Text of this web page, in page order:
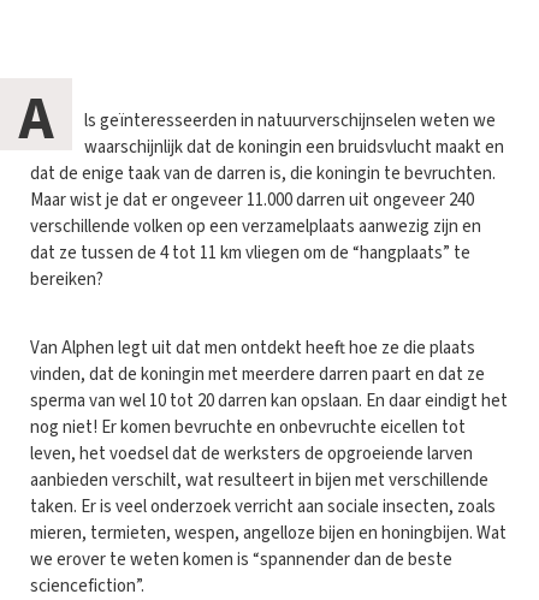
A
ls geïnteresseerden in natuurverschijnselen weten we
waarschijnlijk dat de koningin een bruidsvlucht maakt en
dat de enige taak van de darren is, die koningin te bevruchten.
Maar wist je dat er ongeveer 11.000 darren uit ongeveer 240
verschillende volken op een verzamelplaats aanwezig zijn en
dat ze tussen de 4 tot 11 km vliegen om de “hangplaats” te
bereiken?
Van Alphen legt uit dat men ontdekt heeft hoe ze die plaats
vinden, dat de koningin met meerdere darren paart en dat ze
sperma van wel 10 tot 20 darren kan opslaan. En daar eindigt het
nog niet! Er komen bevruchte en onbevruchte eicellen tot
leven, het voedsel dat de werksters de opgroeiende larven
aanbieden verschilt, wat resulteert in bijen met verschillende
taken. Er is veel onderzoek verricht aan sociale insecten, zoals
mieren, termieten, wespen, angelloze bijen en honingbijen. Wat
we erover te weten komen is “spannender dan de beste
sciencefiction”.